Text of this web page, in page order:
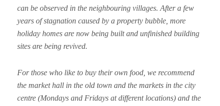
can be observed in the neighbouring villages. After a few
years of stagnation caused by a property bubble, more
holiday homes are now being built and unfinished building
sites are being revived.
For those who like to buy their own food, we recommend
the market hall in the old town and the markets in the city
centre (Mondays and Fridays at different locations) and the